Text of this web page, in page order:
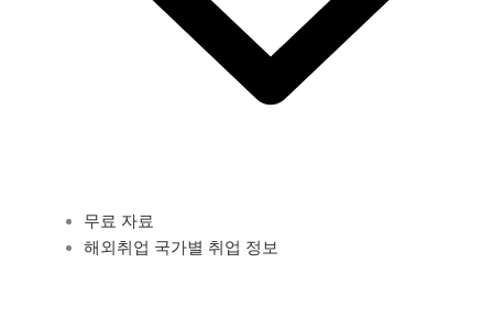
무료 자료
해외취업 국가별 취업 정보